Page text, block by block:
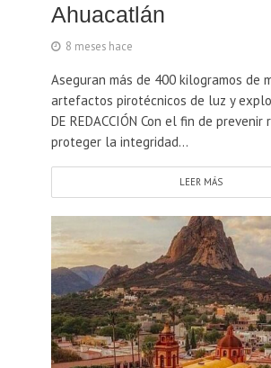
Ahuacatlán
8 meses hace
Aseguran más de 400 kilogramos de
artefactos pirotécnicos de luz y
DE REDACCIÓN Con el fin de prevenir
proteger la integridad...
LEER MÁS